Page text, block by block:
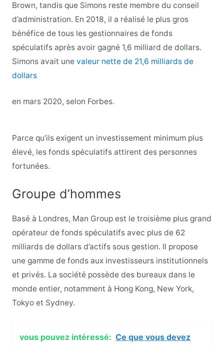
Brown, tandis que Simons reste membre du conseil
d’administration. En 2018, il a réalisé le plus gros
bénéfice de tous les gestionnaires de fonds
spéculatifs après avoir gagné 1,6 milliard de dollars.
Simons avait une valeur nette de 21,6 milliards de
dollars
en mars 2020, selon Forbes.
Parce qu’ils exigent un investissement minimum plus
élevé, les fonds spéculatifs attirent des personnes
fortunées.
Groupe d’hommes
Basé à Londres, Man Group est le troisième plus grand
opérateur de fonds spéculatifs avec plus de 62
milliards de dollars d’actifs sous gestion. Il propose
une gamme de fonds aux investisseurs institutionnels
et privés. La société possède des bureaux dans le
monde entier, notamment à Hong Kong, New York,
Tokyo et Sydney.
vous pouvez intéressé: Ce que vous devez